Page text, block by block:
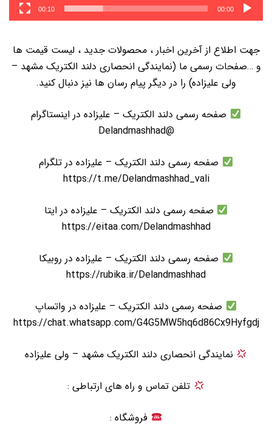
00:00
00:10
جهت اطلاع از آخرین اخبار ، محصولات جدید ، لیست قیمت ها
و …صفحات رسمی ما (نمایندگی انحصاری دلند الکتریک مشهد –
ولی علیزاده) را در دیگر پیام رسان ها نیز دنبال کنید.
صفحه رسمی دلند الکتریک – علیزاده در اینستاگرام
@Delandmashhad
صفحه رسمی دلند الکتریک – علیزاده در تلگرام
https://t.me/Delandmashhad_vali
صفحه رسمی دلند الکتریک – علیزاده در ایتا
https://eitaa.com/Delandmashhad
صفحه رسمی دلند الکتریک – علیزاده در روبیکا
https://rubika.ir/Delandmashhad
صفحه رسمی دلند الکتریک – عليزاده در واتساپ
https://chat.whatsapp.com/G4G5MW5hq6d86Cx9Hyfgdj
نمایندگی انحصاری دلند الکتریک مشهد – ولی عليزاده
تلفن تماس و راه های ارتباطی :
فروشگاه :